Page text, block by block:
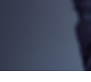
că produsul final
Mobilier
perfect
respingi sumele
cheltuielilor pe
​Care